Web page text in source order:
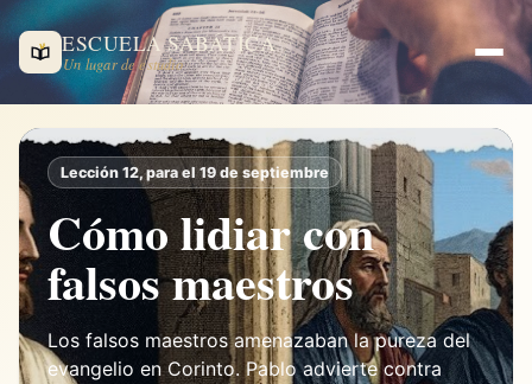
ESCUELA SABÁTICA
Un lugar de estudio
Lección 12, para el 19 de septiembre
Cómo lidiar con
falsos maestros
Los falsos maestros amenazaban la pureza del
evangelio en Corinto. Pablo advierte contra